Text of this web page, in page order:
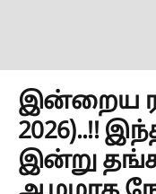
இன்றைய
2026)..!!
இன்று